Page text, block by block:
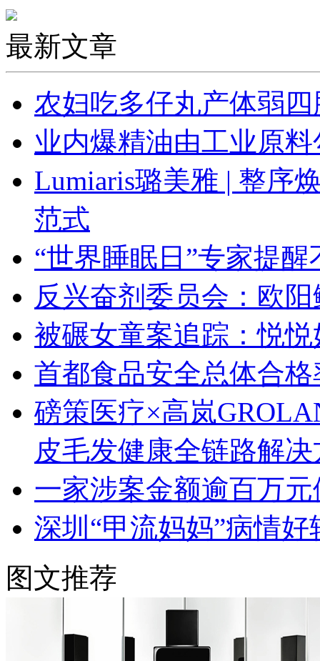
最新文章
农妇吃多仔丸产体弱
业内爆精油由工业原
Lumiaris璐美雅 | 整序
范式
“世界睡眠日”专家提
反兴奋剂委员会：欧
被碾女童案追踪：悦
首都食品安全总体合
磅策医疗×高岚
皮毛发健康全链路解
一家涉案金额逾百万
深圳“甲流妈妈”病情
图文推荐